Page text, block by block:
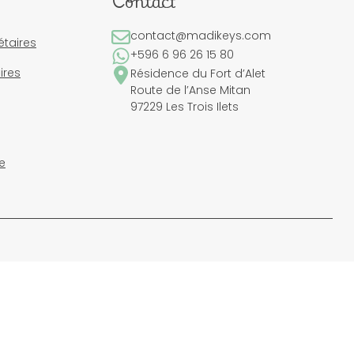
contact@madikeys.com
+596 6 96 26 15 80
Résidence du Fort d’Alet
Route de l’Anse Mitan
97229 Les Trois Ilets